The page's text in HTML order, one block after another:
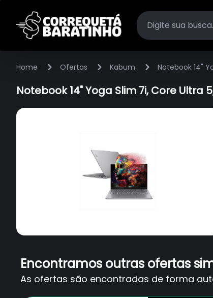
Home Ofertas Kabum Notebook 14"
Notebook 14" Yoga Slim 7i, Core Ultra
Encontramos outras ofertas
As ofertas são encontradas de forma